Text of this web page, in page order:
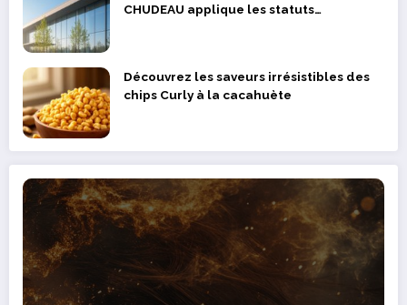
CHUDEAU applique les statuts
Découvrez les saveurs irrésistibles des
chips Curly à la cacahuète